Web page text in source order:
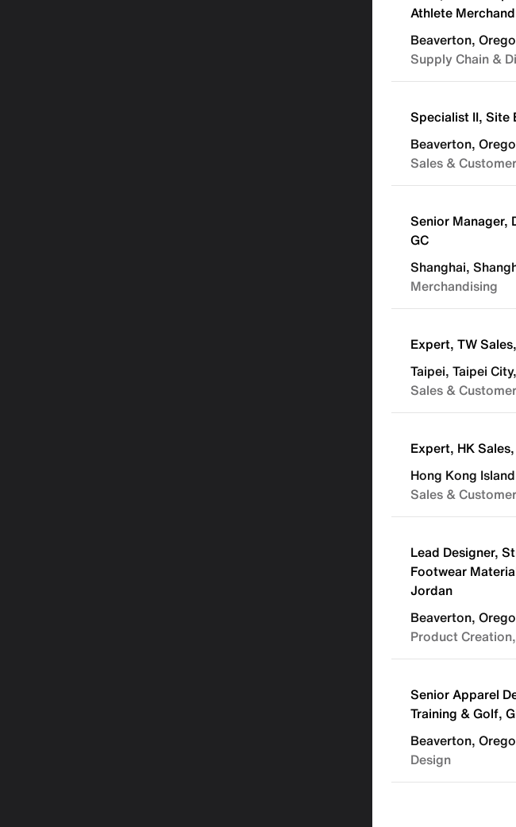
Athlete
Beaverton,
Supply Chain &
Specialist II, Site
Beaverton,
Sales &
Senior Manager,
GC
Shanghai,
Merchandising
Expert, TW
Taipei, Taipei
Sales &
Expert, HK
Hong Kong
Sales &
Lead Designer,
Footwear
Jordan
Beaverton,
Product
Senior Apparel
Training & Golf,
Beaverton,
Design